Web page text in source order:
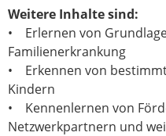
Weitere Inhalte sind:
• Erlernen von
Familienerkrankung
• Erkennen von
Kindern
• Kennenlernen von
Netzwerkpartnern und